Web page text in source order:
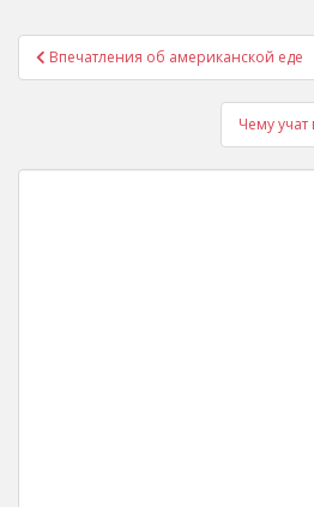
Post
navigation
Впечатления об американской еде
Чему